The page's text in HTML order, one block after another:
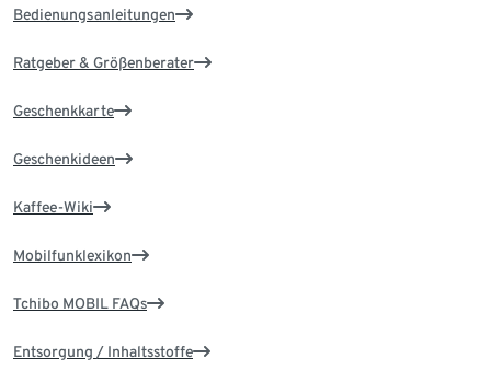
Bedienungsanleitungen
Ratgeber & Größenberater
Geschenkkarte
Geschenkideen
Kaffee-Wiki
Mobilfunklexikon
Tchibo MOBIL FAQs
Entsorgung / Inhaltsstoffe